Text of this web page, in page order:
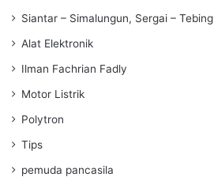
Siantar – Simalungun, Sergai – Tebing
Alat Elektronik
Ilman Fachrian Fadly
Motor Listrik
Polytron
Tips
pemuda pancasila